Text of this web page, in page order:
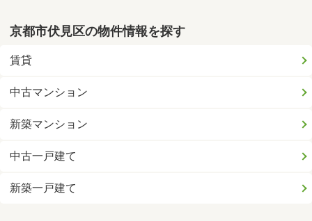
京都市伏見区の物件情報を探す
賃貸
中古マンション
新築マンション
中古一戸建て
新築一戸建て